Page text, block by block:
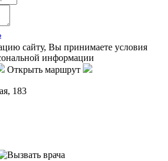
сайту, Вы принимаете условия
информации
Открыть маршрут
183